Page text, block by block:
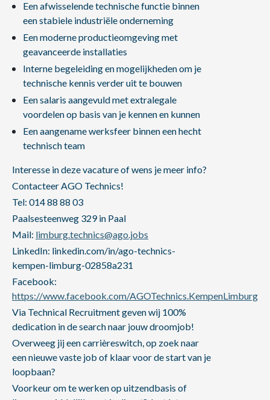
Een afwisselende technische functie binnen
een stabiele industriële onderneming
Een moderne productieomgeving met
geavanceerde installaties
Interne begeleiding en mogelijkheden om je
technische kennis verder uit te bouwen
Een salaris aangevuld met extralegale
voordelen op basis van je kennen en kunnen
Een aangename werksfeer binnen een hecht
technisch team
Interesse in deze vacature of wens je meer info?
Contacteer AGO Technics!
Tel: 014 88 88 03
Paalsesteenweg 329 in Paal
Mail: limburg.technics@ago.jobs
LinkedIn: linkedin.com/in/ago-technics-
kempen-limburg-02858a231
Facebook:
https://www.facebook.com/AGOTechnics.KempenLimburg
Via Technical Recruitment geven wij 100%
dedication in de search naar jouw droomjob!
Overweeg jij een carrièreswitch, op zoek naar
een nieuwe vaste job of klaar voor de start van je
loopbaan?
Voorkeur om te werken op uitzendbasis of